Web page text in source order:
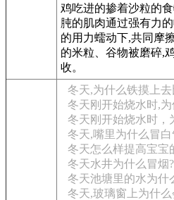
鸡吃进的掺着沙粒的
肫的肌肉通过强有力
的用力蠕动下,共同摩
的米粒、谷物被磨碎,
收。
冬天,为什么铁摸上
冬天刚开始烧水时,
冬天刚开始烧水时，
冬天,嘴里为什么冒白
冬天怎么样提高宝宝
冬天水井为什么冒烟?
冬天池塘里的水为什
冬天,玻璃窗上为什